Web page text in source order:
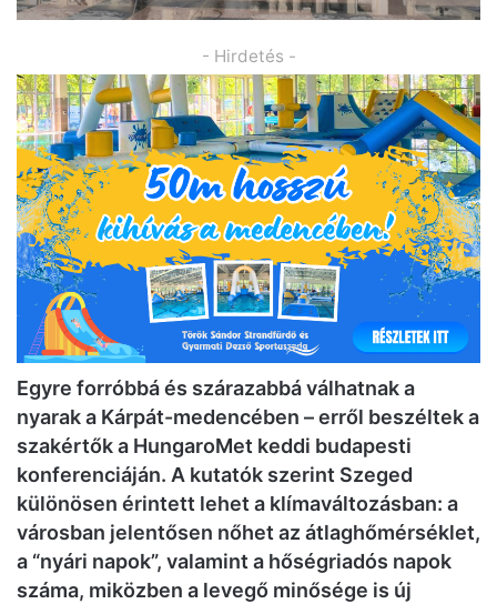
- Hirdetés -
Egyre forróbbá és szárazabbá válhatnak a
nyarak a Kárpát-medencében – erről beszéltek a
szakértők a HungaroMet keddi budapesti
konferenciáján. A kutatók szerint Szeged
különösen érintett lehet a klímaváltozásban: a
városban jelentősen nőhet az átlaghőmérséklet,
a “nyári napok”, valamint a hőségriadós napok
száma, miközben a levegő minősége is új